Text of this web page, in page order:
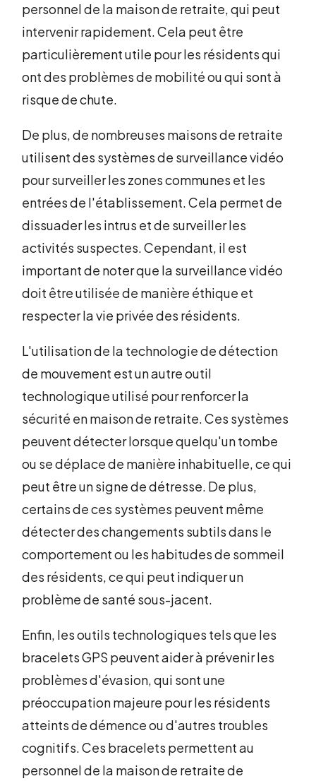
personnel de la maison de retraite, qui peut
intervenir rapidement. Cela peut être
particulièrement utile pour les résidents qui
ont des problèmes de mobilité ou qui sont à
risque de chute.
De plus, de nombreuses maisons de retraite
utilisent des systèmes de surveillance vidéo
pour surveiller les zones communes et les
entrées de l'établissement. Cela permet de
dissuader les intrus et de surveiller les
activités suspectes. Cependant, il est
important de noter que la surveillance vidéo
doit être utilisée de manière éthique et
respecter la vie privée des résidents.
L'utilisation de la technologie de détection
de mouvement est un autre outil
technologique utilisé pour renforcer la
sécurité en maison de retraite. Ces systèmes
peuvent détecter lorsque quelqu'un tombe
ou se déplace de manière inhabituelle, ce qui
peut être un signe de détresse. De plus,
certains de ces systèmes peuvent même
détecter des changements subtils dans le
comportement ou les habitudes de sommeil
des résidents, ce qui peut indiquer un
problème de santé sous-jacent.
Enfin, les outils technologiques tels que les
bracelets GPS peuvent aider à prévenir les
problèmes d'évasion, qui sont une
préoccupation majeure pour les résidents
atteints de démence ou d'autres troubles
cognitifs. Ces bracelets permettent au
personnel de la maison de retraite de